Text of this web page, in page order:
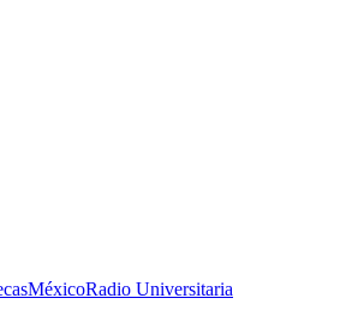
MéxicoRadio Universitaria